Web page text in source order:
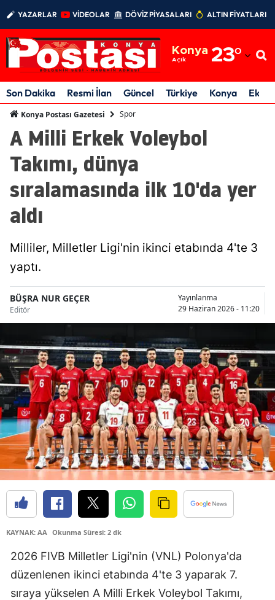
YAZARLAR VİDEOLAR DÖVİZ PİYASALARI ALTIN FİYATLARI
Konya
Açık 23°
Adıyaman
Afyonkarahisar
Amasya
Antalya
Bilecik
Bingöl
Bitlis
Bolu
Burdur
Bursa
Çanakkale
Çankırı
Çorum
Denizli
Elazığ
Son Dakika Resmi İlan Güncel Türkiye Konya
Konya Postası Gazetesi Spor
A Milli Erkek Voleybol
Takımı, dünya
sıralamasında ilk 10'da yer
aldı
Milliler, Milletler Ligi'nin ikinci etabında 4'te 3
yaptı.
BÜŞRA NUR GEÇER
Editör
Yayınlanma
29 Haziran 2026 - 11:20
KAYNAK: AA Okunma Süresi: 2 dk
2026 FIVB Milletler Ligi'nin (VNL) Polonya'da
düzenlenen ikinci etabında 4'te 3 yaparak 7.
sıraya yükselen A Milli Erkek Voleybol Takımı,